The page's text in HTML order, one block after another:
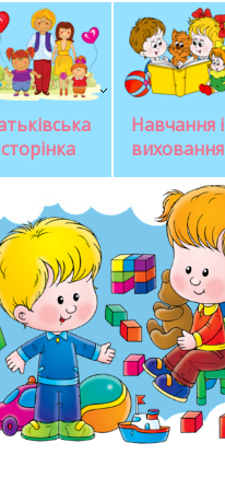
сторінка
Навчання і
виховання